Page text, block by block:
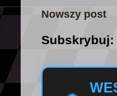
Nowszy post
Subskrybuj: